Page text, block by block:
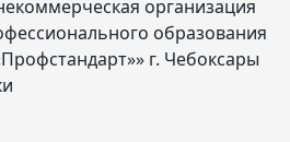
организация
образования
г. Чебоксары